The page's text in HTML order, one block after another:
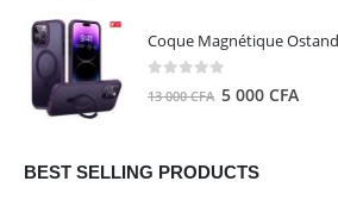
était :
000 CFA.
000 CFA.
13 000CFA Le
était :
5 000 CFA
BEST SELLING PRODUCTS